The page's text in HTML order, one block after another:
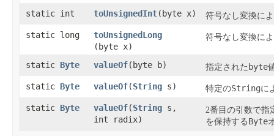
static int toUnsignedInt​(byte x) 符号なし変換に
static long toUnsignedLong
(byte x)
符号なし変換に
static Byte valueOf​(byte b) 指定された byte
static Byte valueOf​(String s) 特定のStringに
static Byte valueOf​(String s,
int radix)
2番目の引数で指
を保持する Byte